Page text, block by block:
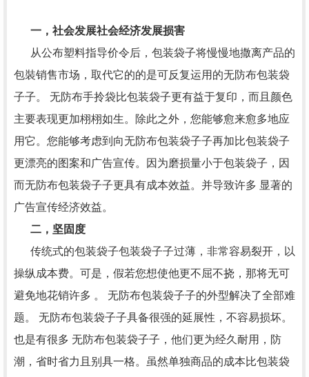
一，社会发展社会经济发展损害
从公布塑料指导价令后，包装袋子将慢慢地撒离产品的
包裝销售市场，取代它的的是可反复运用的无防布包装袋
子子。 无防布手拎袋比包装袋子更有益于复印，而且颜色
主要表现更加栩栩如生。除此之外，您能够愈来愈多地应
用它。您能够考虑到向无防布包装袋子子再加比包装袋子
更漂亮的图案和广告宣传。因为磨损量小于包装袋子，因
而无防布包装袋子子更具有成本效益。并导致许多 显著的
广告宣传经济效益。
二，坚固度
传统式的包装袋子包装袋子子过薄，非常容易裂开，以
操纵成本费。可是，假若您想使他更不屈不挠，那将无可
避免地花销许多 。 无防布包装袋子子的外型解决了全部难
题。 无防布包装袋子子具备很强的延展性，不容易损坏。
也是有很多 无防布包装袋子子，他们更为经久耐用，防
潮，省时省力且别具一格。虽然单独商品的成本比包装袋